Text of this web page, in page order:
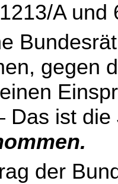
A
gegen
Das ist die
der